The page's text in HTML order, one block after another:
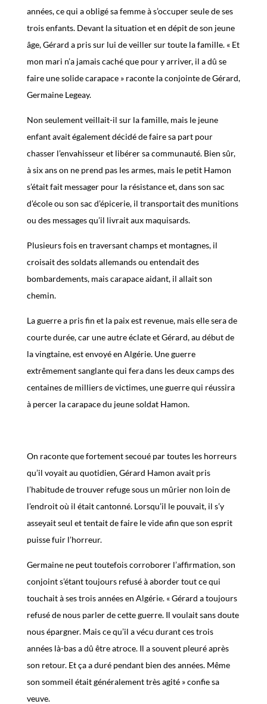
années, ce qui a obligé sa femme à s’occuper seule de ses
trois enfants. Devant la situation et en dépit de son jeune
âge, Gérard a pris sur lui de veiller sur toute la famille. « Et
mon mari n’a jamais caché que pour y arriver, il a dû se
faire une solide carapace » raconte la conjointe de Gérard,
Germaine Legeay.
Non seulement veillait-il sur la famille, mais le jeune
enfant avait également décidé de faire sa part pour
chasser l’envahisseur et libérer sa communauté. Bien sûr,
à six ans on ne prend pas les armes, mais le petit Hamon
s’était fait messager pour la résistance et, dans son sac
d’école ou son sac d’épicerie, il transportait des munitions
ou des messages qu’il livrait aux maquisards.
Plusieurs fois en traversant champs et montagnes, il
croisait des soldats allemands ou entendait des
bombardements, mais carapace aidant, il allait son
chemin.
La guerre a pris fin et la paix est revenue, mais elle sera de
courte durée, car une autre éclate et Gérard, au début de
la vingtaine, est envoyé en Algérie. Une guerre
extrêmement sanglante qui fera dans les deux camps des
centaines de milliers de victimes, une guerre qui réussira
à percer la carapace du jeune soldat Hamon.
On raconte que fortement secoué par toutes les horreurs
qu’il voyait au quotidien, Gérard Hamon avait pris
l’habitude de trouver refuge sous un mûrier non loin de
l’endroit où il était cantonné. Lorsqu’il le pouvait, il s’y
asseyait seul et tentait de faire le vide afin que son esprit
puisse fuir l’horreur.
Germaine ne peut toutefois corroborer l’affirmation, son
conjoint s’étant toujours refusé à aborder tout ce qui
touchait à ses trois années en Algérie. « Gérard a toujours
refusé de nous parler de cette guerre. Il voulait sans doute
nous épargner. Mais ce qu’il a vécu durant ces trois
années là-bas a dû être atroce. Il a souvent pleuré après
son retour. Et ça a duré pendant bien des années. Même
son sommeil était généralement très agité » confie sa
veuve.